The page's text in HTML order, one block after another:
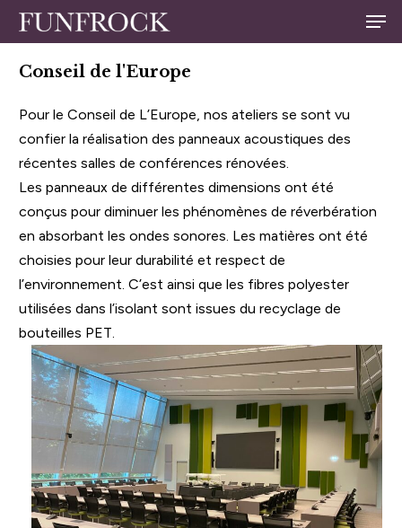
Skip
content
Conseil de l'Europe
Pour le Conseil de L’Europe, nos ateliers se sont vu
confier la réalisation des panneaux acoustiques des
récentes salles de conférences rénovées.
Les panneaux de différentes dimensions ont été
conçus pour diminuer les phénomènes de réverbération
en absorbant les ondes sonores. Les matières ont été
choisies pour leur durabilité et respect de
l’environnement. C’est ainsi que les fibres polyester
utilisées dans l’isolant sont issues du recyclage de
bouteilles PET.